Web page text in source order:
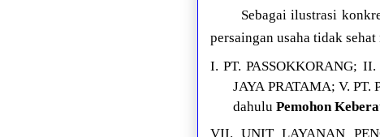
Sebagai ilustrasi
persaingan usaha tidak
I. PT. PASSOKKORANG;
JAYA PRATAMA; V. PT.
dahuluPemohon
VII. UNIT LAYANAN